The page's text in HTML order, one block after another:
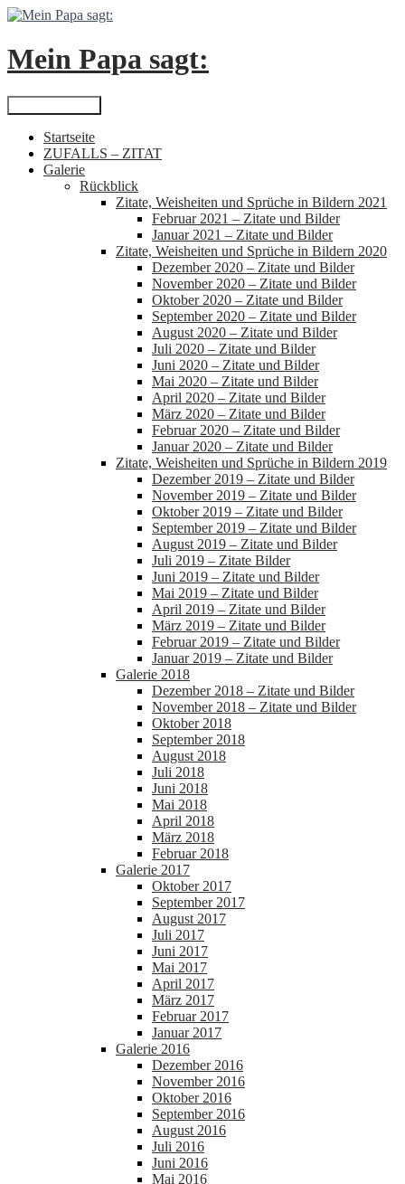
Zum
springen
Mein Papa sagt:
Suchen
Startseite
ZUFALLS – ZITAT
Galerie
Rückblick
Zitate, Weisheiten und Sprüche in Bildern 2021
Februar 2021 – Zitate und Bilder
Januar 2021 – Zitate und Bilder
Zitate, Weisheiten und Sprüche in Bildern 2020
Dezember 2020 – Zitate und Bilder
November 2020 – Zitate und Bilder
Oktober 2020 – Zitate und Bilder
September 2020 – Zitate und Bilder
August 2020 – Zitate und Bilder
Juli 2020 – Zitate und Bilder
Juni 2020 – Zitate und Bilder
Mai 2020 – Zitate und Bilder
April 2020 – Zitate und Bilder
März 2020 – Zitate und Bilder
Februar 2020 – Zitate und Bilder
Januar 2020 – Zitate und Bilder
Zitate, Weisheiten und Sprüche in Bildern 2019
Dezember 2019 – Zitate und Bilder
November 2019 – Zitate und Bilder
Oktober 2019 – Zitate und Bilder
September 2019 – Zitate und Bilder
August 2019 – Zitate und Bilder
Juli 2019 – Zitate Bilder
Juni 2019 – Zitate und Bilder
Mai 2019 – Zitate und Bilder
April 2019 – Zitate und Bilder
März 2019 – Zitate und Bilder
Februar 2019 – Zitate und Bilder
Januar 2019 – Zitate und Bilder
Galerie 2018
Dezember 2018 – Zitate und Bilder
November 2018 – Zitate und Bilder
Oktober 2018
September 2018
August 2018
Juli 2018
Juni 2018
Mai 2018
April 2018
März 2018
Februar 2018
Galerie 2017
Oktober 2017
September 2017
August 2017
Juli 2017
Juni 2017
Mai 2017
April 2017
März 2017
Februar 2017
Januar 2017
Galerie 2016
Dezember 2016
November 2016
Oktober 2016
September 2016
August 2016
Juli 2016
Juni 2016
Mai 2016